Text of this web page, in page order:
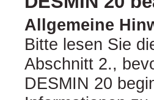
Allgemeine
Bitte lesen Sie
Abschnitt 2.,
DESMIN 20